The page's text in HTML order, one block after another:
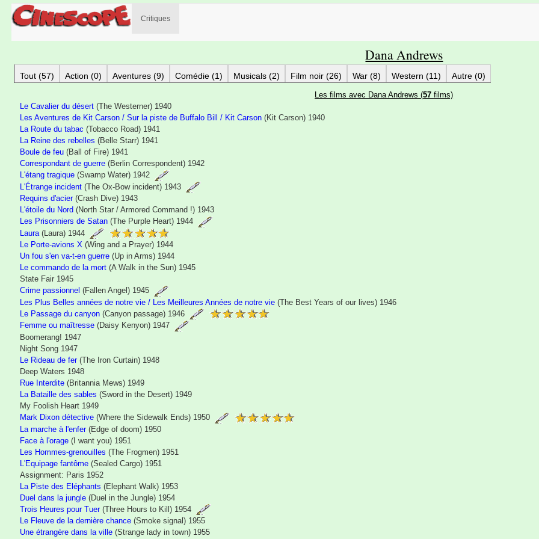
Critiques
Dana Andrews
Tout (57) Action (0) Aventures (9) Comédie (1) Musicals (2) Film noir (26) War (8) Western (11) Autre (0)
Les films avec Dana Andrews (57films)
Le Cavalier du désert (The Westerner) 1940
Les Aventures de Kit Carson / Sur la piste de Buffalo Bill / Kit Carson (Kit Carson) 1940
La Route du tabac(Tobacco Road) 1941
La Reine des rebelles (Belle Starr) 1941
Boule de feu (Ball of Fire) 1941
Correspondant de guerre (Berlin Correspondent) 1942
L'étang tragique (Swamp Water) 1942
L'Étrange incident (The Ox-Bow incident) 1943
Requins d'acier(Crash Dive) 1943
L'étoile du Nord (North Star / Armored Command !) 1943
Les Prisonniers de Satan (The Purple Heart) 1944
Laura (Laura) 1944
Le Porte-avions X (Wing and a Prayer) 1944
Un fou s'en va-t-en guerre (Up in Arms) 1944
Le commando de la mort (A Walk in the Sun) 1945
State Fair 1945
Crime passionnel (Fallen Angel) 1945
Les Plus Belles années de notre vie / Les Meilleures Années de notre vie (The Best Years of our lives) 1946
Le Passage du canyon (Canyon passage) 1946
Femme ou maîtresse (Daisy Kenyon) 1947
Boomerang! 1947
Night Song 1947
Le Rideau de fer(The Iron Curtain) 1948
Deep Waters 1948
Rue Interdite (Britannia Mews) 1949
La Bataille des sables (Sword in the Desert) 1949
My Foolish Heart 1949
Mark Dixon détective (Where the Sidewalk Ends) 1950
La marche à l'enfer(Edge of doom) 1950
Face à l'orage (I want you) 1951
Les Hommes-grenouilles (The Frogmen) 1951
L'Equipage fantôme (Sealed Cargo) 1951
Assignment: Paris 1952
La Piste des Eléphants (Elephant Walk) 1953
Duel dans la jungle (Duel in the Jungle) 1954
Trois Heures pour Tuer(Three Hours to Kill) 1954
Le Fleuve de la dernière chance (Smoke signal) 1955
Une étrangère dans la ville (Strange lady in town) 1955